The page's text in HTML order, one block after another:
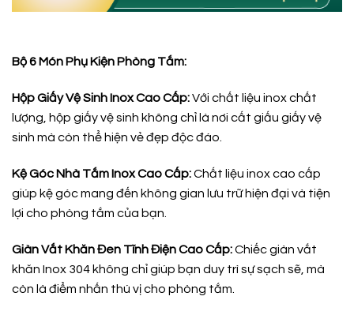
Bộ 6 Món Phụ Kiện Phòng Tắm:
Hộp Giấy Vệ Sinh Inox Cao Cấp:Với chất liệu inox chất
lượng, hộp giấy vệ sinh không chỉ là nơi cất giấu giấy vệ
sinh mà còn thể hiện vẻ đẹp độc đáo.
Kệ Góc Nhà Tắm Inox Cao Cấp:Chất liệu inox cao cấp
giúp kệ góc mang đến không gian lưu trữ hiện đại và tiện
lợi cho phòng tắm của bạn.
Giàn Vắt Khăn Đen Tĩnh Điện Cao Cấp:Chiếc giàn vắt
khăn Inox 304 không chỉ giúp bạn duy trì sự sạch sẽ, mà
còn là điểm nhấn thú vị cho phòng tắm.